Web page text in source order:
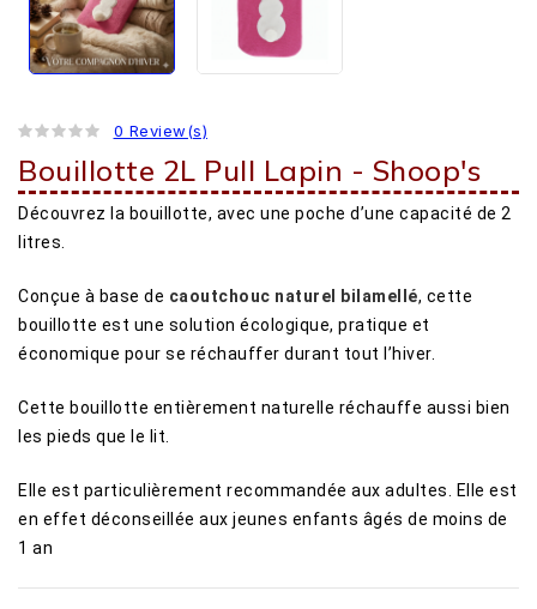
0 Review(s)
Bouillotte 2L Pull Lapin - Shoop's
Découvrez la bouillotte, avec une poche d’une capacité de 2
litres.
Conçue à base de caoutchouc naturel bilamellé, cette
bouillotte est une solution écologique, pratique et
économique pour se réchauffer durant tout l’hiver.
Cette bouillotte entièrement naturelle réchauffe aussi bien
les pieds que le lit.
Elle est particulièrement recommandée aux adultes. Elle est
en effet déconseillée aux jeunes enfants âgés de moins de
1 an